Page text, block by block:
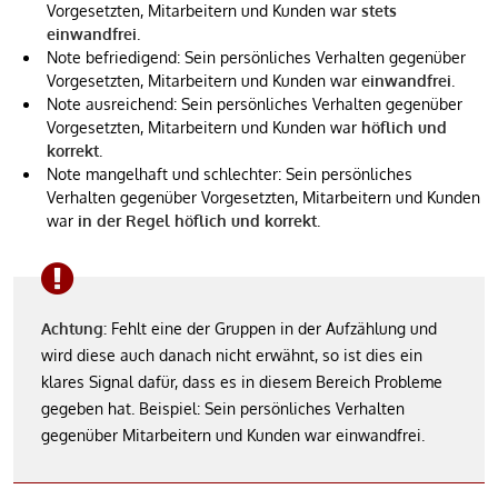
Vorgesetzten, Mitarbeitern und Kunden war stets
einwandfrei
Note befriedigend: Sein persönliches Verhalten gegenüber
Vorgesetzten, Mitarbeitern und Kunden war einwandfrei
Note ausreichend: Sein persönliches Verhalten gegenüber
Vorgesetzten, Mitarbeitern und Kunden war höflich und
korrekt
Note mangelhaft und schlechter: Sein persönliches
Verhalten gegenüber Vorgesetzten, Mitarbeitern und Kunden
war in der Regel höflich und korrekt
Achtung: Fehlt eine der Gruppen in der Aufzählung und
wird diese auch danach nicht erwähnt, so ist dies ein
klares Signal dafür, dass es in diesem Bereich Probleme
gegeben hat. Beispiel: Sein persönliches Verhalten
gegenüber Mitarbeitern und Kunden war einwandfrei.